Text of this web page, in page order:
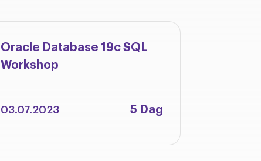
Oracle Database 19c SQL
Workshop
03.07.2023 5 Dag